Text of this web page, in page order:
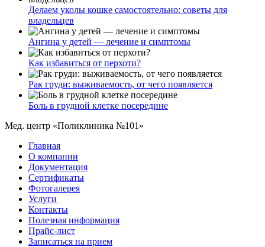
Делаем уколы кошке самостоятельно: советы для
владельцев
Ангина у детей — лечение и симптомы
Как избавиться от перхоти?
Рак груди: выживаемость, от чего появляется
Боль в грудной клетке посередине
Мед. центр «Поликлиника №101»
Главная
О компании
Документация
Сертификаты
Фотогалерея
Услуги
Контакты
Полезная информация
Прайс-лист
Записаться на прием